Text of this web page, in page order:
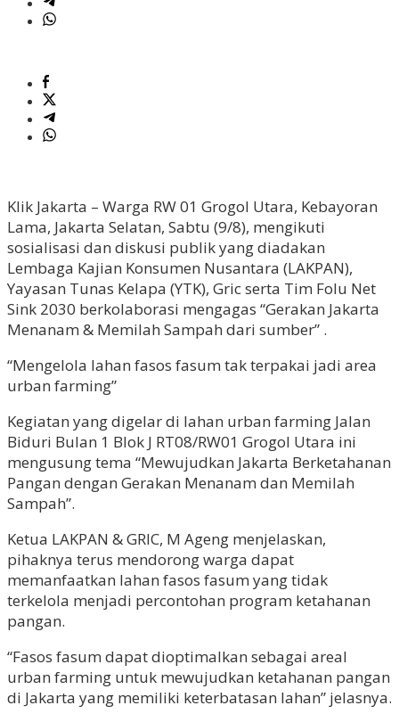
Klik Jakarta – Warga RW 01 Grogol Utara, Kebayoran
Lama, Jakarta Selatan, Sabtu (9/8), mengikuti
sosialisasi dan diskusi publik yang diadakan
Lembaga Kajian Konsumen Nusantara (LAKPAN),
Yayasan Tunas Kelapa (YTK), Gric serta Tim Folu Net
Sink 2030 berkolaborasi mengagas “Gerakan Jakarta
Menanam & Memilah Sampah dari sumber” .
“Mengelola lahan fasos fasum tak terpakai jadi area
urban farming”
Kegiatan yang digelar di lahan urban farming Jalan
Biduri Bulan 1 Blok J RT08/RW01 Grogol Utara ini
mengusung tema “Mewujudkan Jakarta Berketahanan
Pangan dengan Gerakan Menanam dan Memilah
Sampah”.
Ketua LAKPAN & GRIC, M Ageng menjelaskan,
pihaknya terus mendorong warga dapat
memanfaatkan lahan fasos fasum yang tidak
terkelola menjadi percontohan program ketahanan
pangan.
“Fasos fasum dapat dioptimalkan sebagai areal
urban farming untuk mewujudkan ketahanan pangan
di Jakarta yang memiliki keterbatasan lahan” jelasnya.